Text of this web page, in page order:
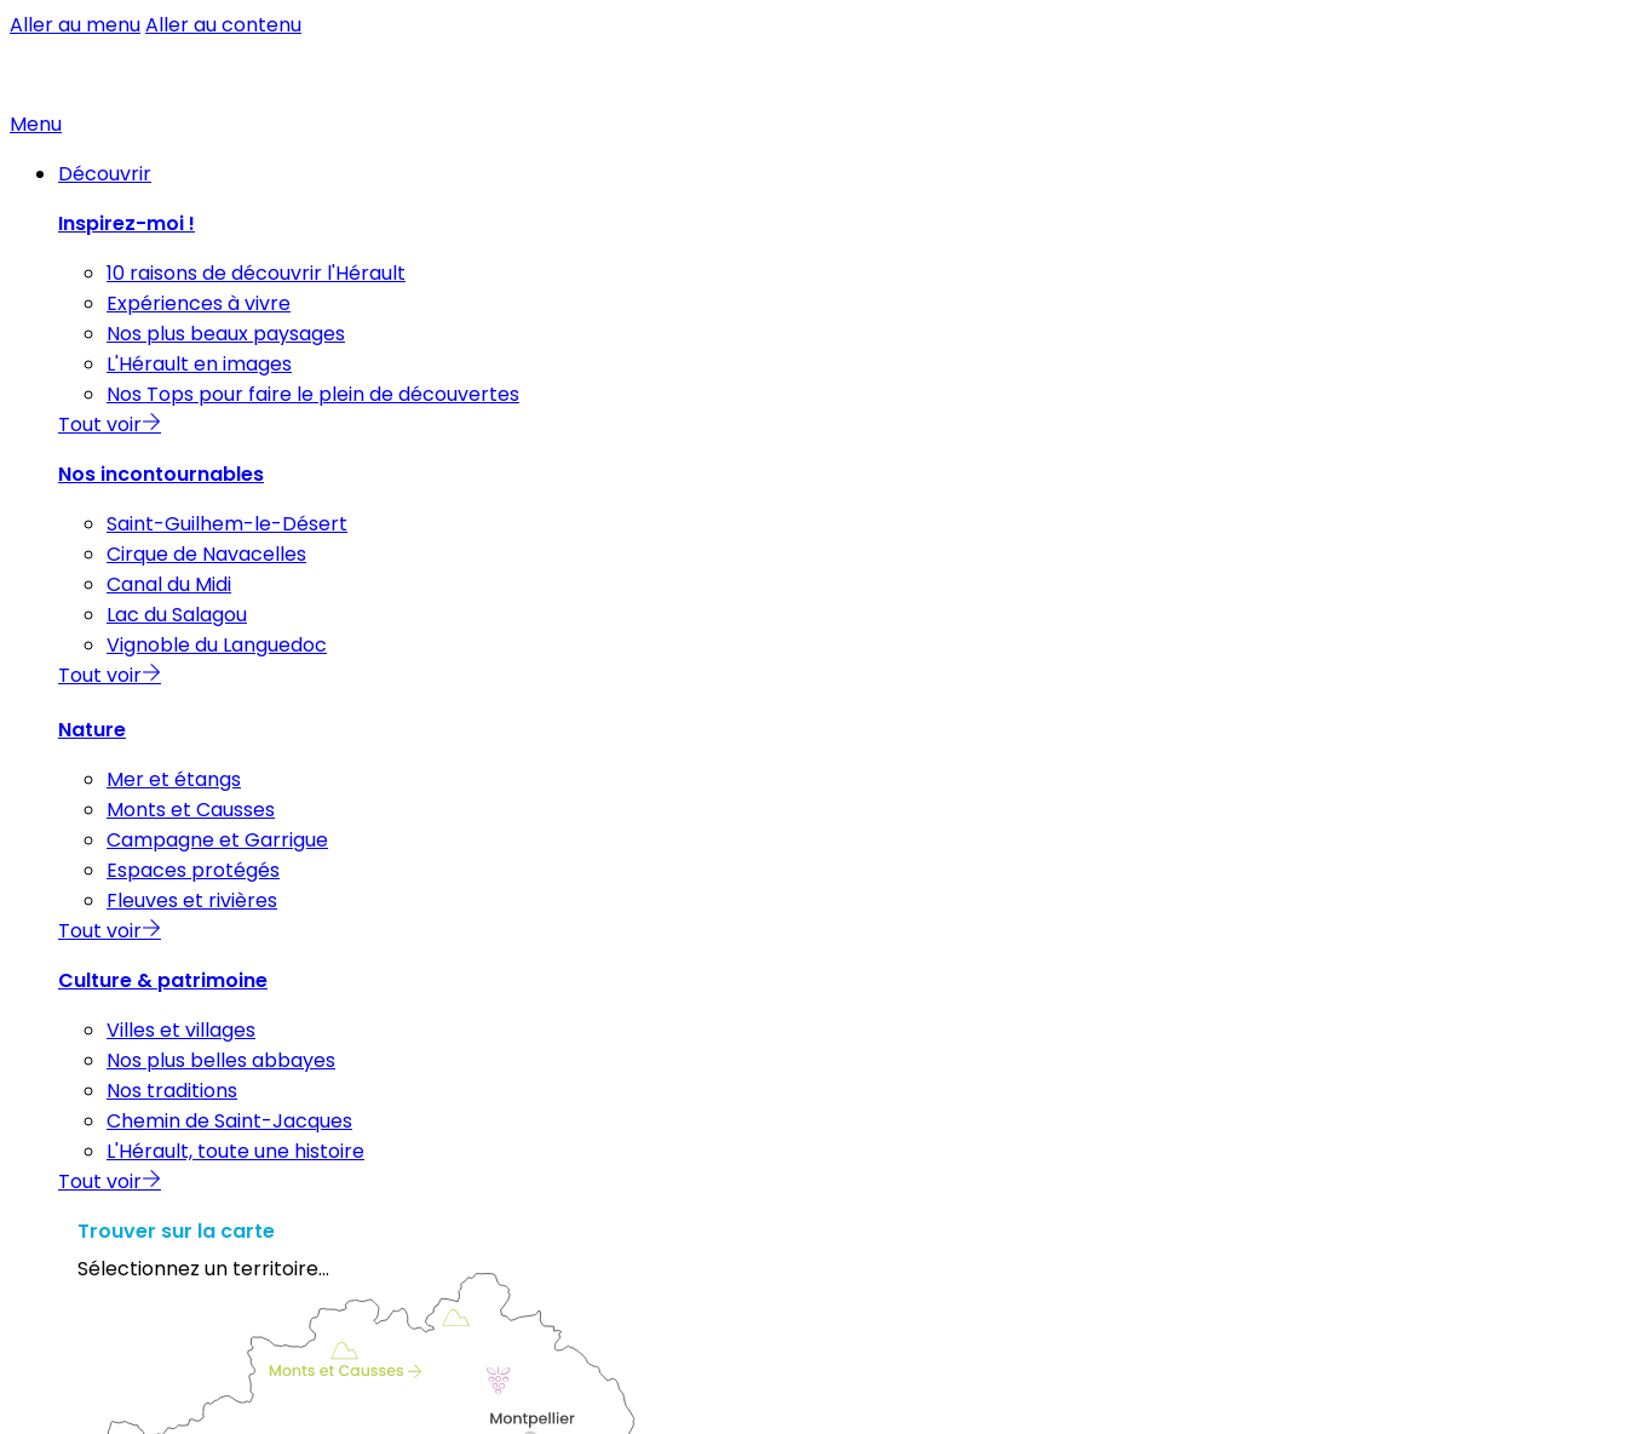
Aller au menuAller au contenu
Menu
Découvrir
Inspirez-moi !
10 raisons de découvrir l'Hérault
Expériences à vivre
Nos plus beaux paysages
L'Hérault en images
Nos Tops pour faire le plein de découvertes
Tout voir
Nos incontournables
Saint-Guilhem-le-Désert
Cirque de Navacelles
Canal du Midi
Lac du Salagou
Vignoble du Languedoc
Tout voir
Nature
Mer et étangs
Monts et Causses
Campagne et Garrigue
Espaces protégés
Fleuves et rivières
Tout voir
Culture & patrimoine
Villes et villages
Nos plus belles abbayes
Nos traditions
Chemin de Saint-Jacques
L'Hérault, toute une histoire
Tout voir
Trouver sur la carte
Sélectionnez un territoire...